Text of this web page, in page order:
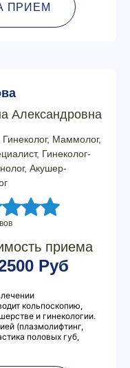
ПРИЕМ
Александровна
Маммолог,
Гинеколог-
Акушер-
приема
Руб
кольпоскопию,
и гинекологии.
(плазмолифтинг,
половых губ,